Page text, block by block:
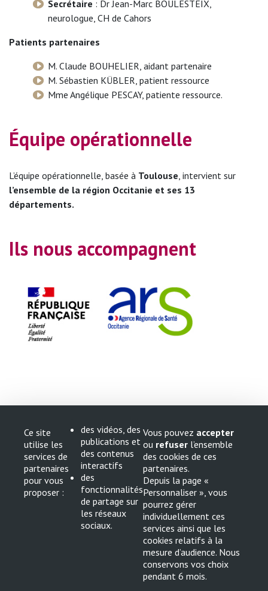
Secrétaire : Dr Jean-Marc BOULESTEIX,
neurologue, CH de Cahors
Patients partenaires
M. Claude BOUHELIER, aidant partenaire
M. Sébastien KÜBLER, patient ressource
Mme Angélique PESCAY, patiente ressource.
Équipe opérationnelle
L’équipe opérationnelle, basée à Toulouse, intervient sur
l’ensemble de la région Occitanie et ses 13
départements.
Ils nous accompagnent
MND Occitanie
10 chemin du raisin
31050 TOULOUSE cedex 9
06 16 83 95 17
contact@mnd-occitanie.fr
Ce site
utilise les
services de
partenaires
pour vous
proposer :
des vidéos, des
publications et
des contenus
interactifs
des
fonctionnalités
de partage sur
les réseaux
sociaux.
Vous pouvez accepter
ou refuser l’ensemble
des cookies de ces
partenaires.
Depuis la page «
Personnaliser », vous
pourrez gérer
individuellement ces
services ainsi que les
cookies relatifs à la
mesure d’audience. Nous
conservons vos choix
pendant 6 mois.